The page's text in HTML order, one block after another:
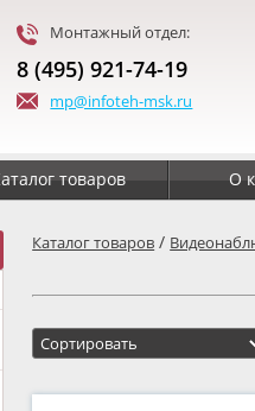
Монтажный отдел:
8 (495) 921-74-19
mp@infoteh-msk.ru
товаров О
Каталог товаров /